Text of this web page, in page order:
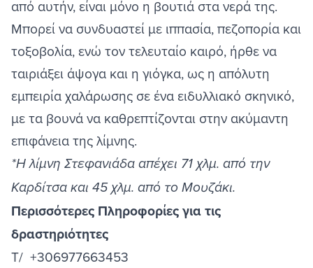
από αυτήν, είναι μόνο η βουτιά στα νερά της.
Μπορεί να συνδυαστεί με ιππασία, πεζοπορία και
τοξοβολία, ενώ τον τελευταίο καιρό, ήρθε να
ταιριάξει άψογα και η γιόγκα, ως η απόλυτη
εμπειρία χαλάρωσης σε ένα ειδυλλιακό σκηνικό,
με τα βουνά να καθρεπτίζονται στην ακύμαντη
επιφάνεια της λίμνης.
*Η λίμνη Στεφανιάδα απέχει 71 χλμ. από την
Καρδίτσα και 45 χλμ. από το Μουζάκι.
Περισσότερες Πληροφορίες για τις
δραστηριότητες
Τ/ +306977663453